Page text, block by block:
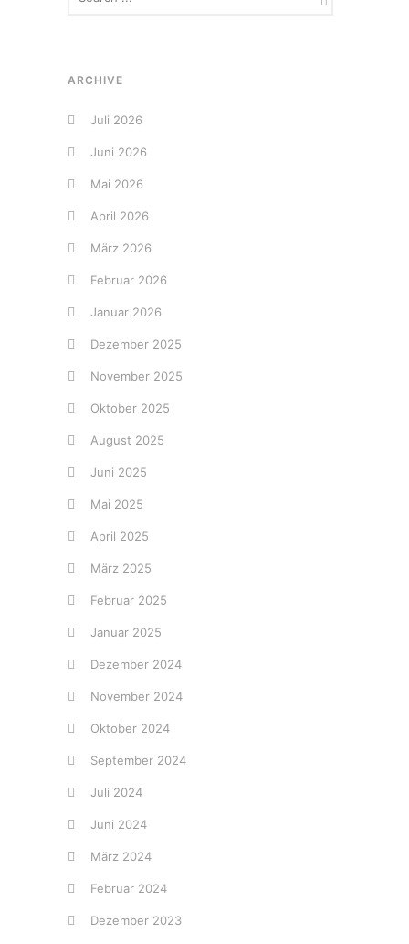
ARCHIVE
Juli 2026
Juni 2026
Mai 2026
April 2026
März 2026
Februar 2026
Januar 2026
Dezember 2025
November 2025
Oktober 2025
August 2025
Juni 2025
Mai 2025
April 2025
März 2025
Februar 2025
Januar 2025
Dezember 2024
November 2024
Oktober 2024
September 2024
Juli 2024
Juni 2024
März 2024
Februar 2024
Dezember 2023